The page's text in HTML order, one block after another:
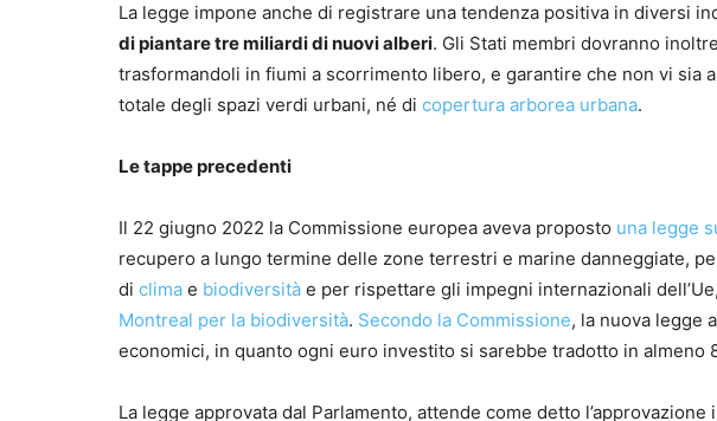
La legge impone anche di registrare una tendenza positiva in diversi
di piantare tre miliardi di nuovi alberi. Gli Stati membri dovranno
trasformandoli in fiumi a scorrimento libero, e garantire che non vi sia
totale degli spazi verdi urbani, né di copertura arborea urbana.
Le tappe precedenti
Il 22 giugno 2022 la Commissione europea aveva proposto una legge
recupero a lungo termine delle zone terrestri e marine danneggiate,
di clima e biodiversità e per rispettare gli impegni internazionali
Montreal per la biodiversità. Secondo la Commissione, la nuova legge
economici, in quanto ogni euro investito si sarebbe tradotto in almeno
La legge approvata dal Parlamento, attende come detto